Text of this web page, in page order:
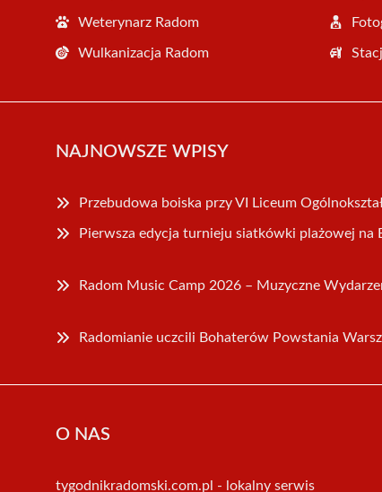
Weterynarz Radom
Wulkanizacja Radom
NAJNOWSZE WPISY
Przebudowa boiska przy VI Liceum
Pierwsza edycja turnieju siatkówki plażowej na
Radom Music Camp 2026 – Muzyczne
Radomianie uczcili Bohaterów Powstania
O NAS
tygodnikradomski.com.pl - lokalny serwis